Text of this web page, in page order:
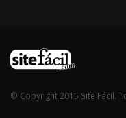
© Copyright 2015 Site Fácil.